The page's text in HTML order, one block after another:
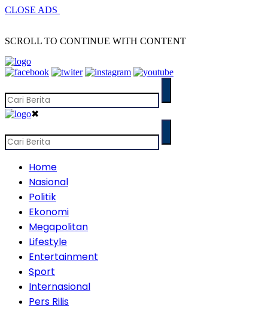
CLOSE ADS
SCROLL TO CONTINUE WITH CONTENT
✖
Home
Nasional
Politik
Ekonomi
Megapolitan
Lifestyle
Entertainment
Sport
Internasional
Pers Rilis